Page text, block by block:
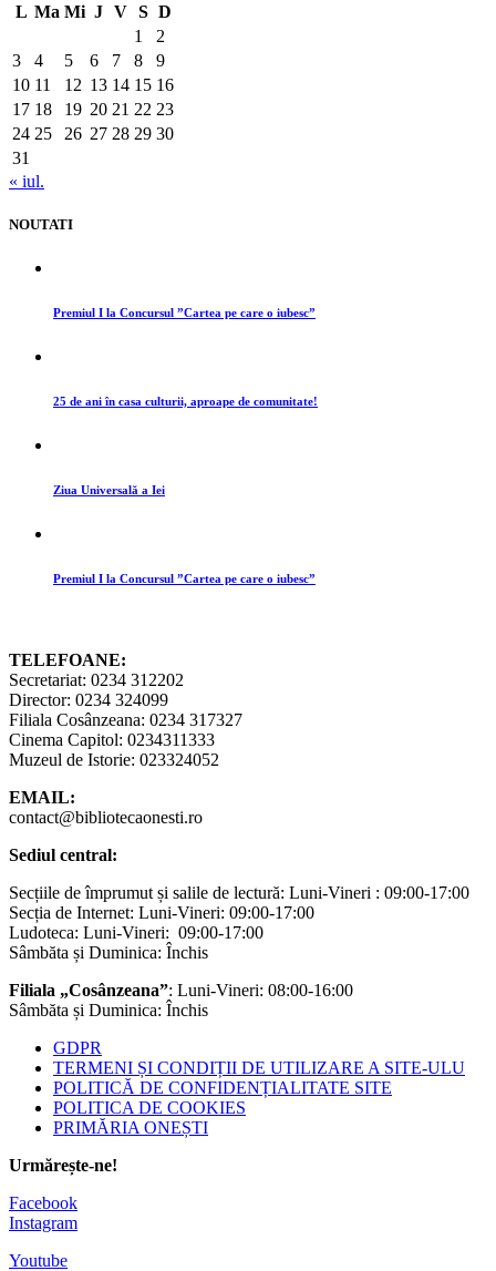
L Ma Mi J V S D
1
2
3
4 5 6 7 8
9
10 11 12 13 14 15 16
17 18 19 20 21 22 23
24 25 26 27 28 29 30
31
« iul.
NOUTATI
Premiul I la Concursul ”Cartea pe care o iubesc”
25 de ani în casa culturii, aproape de comunitate!
Ziua Universală a Iei
Premiul I la Concursul ”Cartea pe care o iubesc”
TELEFOANE:
Secretariat: 0234 312202
Director: 0234 324099
Filiala Cosânzeana: 0234 317327
Cinema Capitol: 0234311333
Muzeul de Istorie: 023324052
EMAIL:
contact@bibliotecaonesti.ro
Sediul central:
Secțiile de împrumut și salile de lectură: Luni-Vineri : 09:00-17:00
Secția de Internet: Luni-Vineri: 09:00-17:00
Ludoteca: Luni-Vineri: 09:00-17:00
Sâmbăta și Duminica: Închis
Filiala „Cosânzeana”: Luni-Vineri: 08:00-16:00
Sâmbăta și Duminica: Închis
GDPR
TERMENI ȘI CONDIȚII DE UTILIZARE A SITE-ULU
POLITICĂ DE CONFIDENȚIALITATE SITE
POLITICA DE COOKIES
PRIMĂRIA ONEȘTI
Urmărește-ne!
Facebook
Instagram
Youtube